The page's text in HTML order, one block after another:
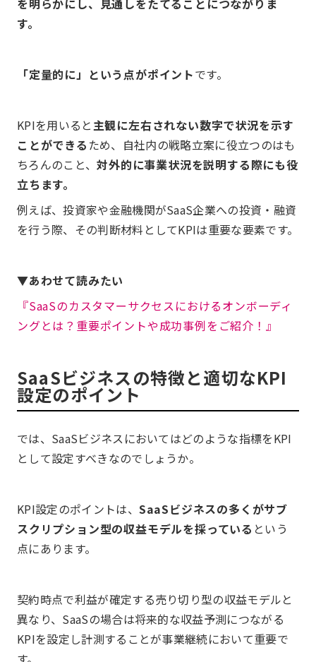
を明らかにし、見通しをたてることにつながりま
す。
「定量的に」という点がポイントです。
KPIを用いると主観に左右されない数字で状況を示す
ことができる ため、自社内の戦略立案に役立つのはも
ちろんのこと、対外的に事業状況を説明する際にも役
立ちます。
例えば、投資家や金融機関がSaaS企業への投資・融資
を行う際、その判断材料としてKPIは重要な要素です。
▼あわせて読みたい
『SaaSのカスタマーサクセスにおけるオンボーディ
ングとは？重要ポイントや成功事例をご紹介！』
SaaSビジネスの特徴と適切なKPI
設定のポイント
では、SaaSビジネスにおいてはどのような指標をKPI
として設定すべきなのでしょうか。
KPI設定のポイントは、 SaaSビジネスの多くがサブ
スクリプション型の収益モデルを採っている という
点にあります。
契約時点で利益が確定する売り切り型の収益モデルと
異なり、SaaSの場合は将来的な収益予測につながる
KPIを設定し計測することが事業継続において重要で
す。